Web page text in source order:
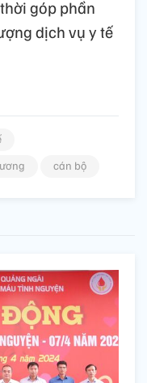
góp phần
dịch vụ y tế
cán bộ